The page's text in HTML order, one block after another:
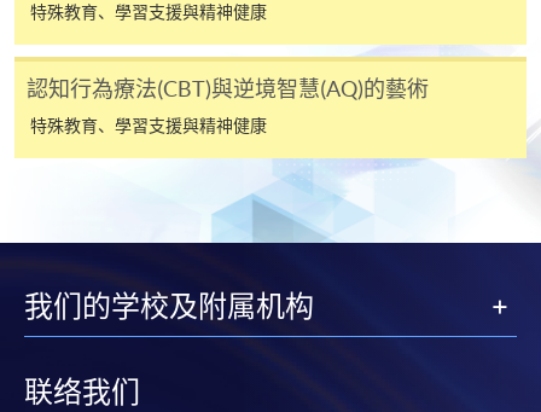
何疑問，請詳閱個別課程資料，或聯絡有關課程負責
人或報名中心。
選用網上報名服務必須在已接駁互聯網及支援
JavaScript程式瀏覽器的電腦上進行。建議選用
必須重新開始整個申請程序。
在網上報名過程中，由於提交課程申請和付款在系
特殊教育、學習支援與精神健康
認知行為療法(CBT)與逆境智慧(AQ)的藝術
特殊教育、學習支援與精神健康
我们的学校及附属机构
联络我们